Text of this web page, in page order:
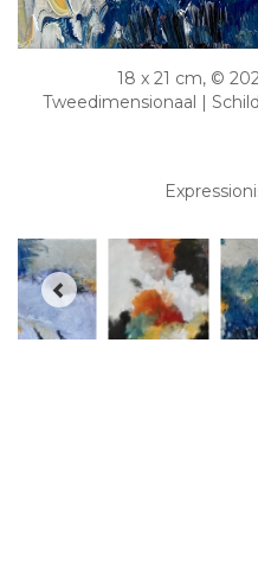
18 x 21 cm, ©
Tweedimensionaal |